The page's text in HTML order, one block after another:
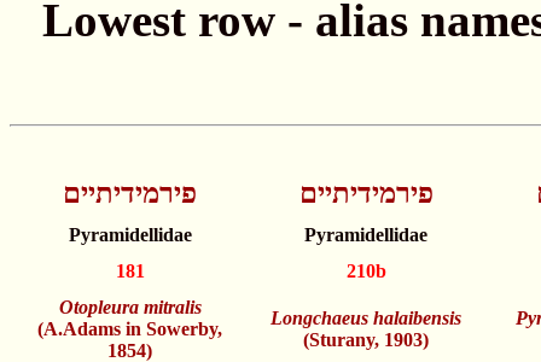
פירמידיתיים פירמידיתיים
Pyramidellidae
Pyramidellidae
181
210b
Otopleura mitralis
(A.Adams in Sowerby,
1854)
Longchaeus halaibensis
(Sturany, 1903)